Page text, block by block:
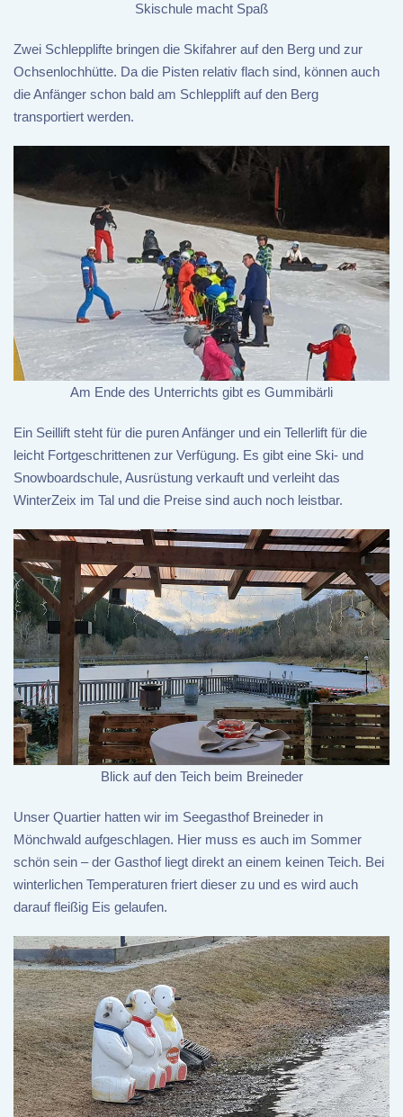
Skischule macht Spaß
Zwei Schlepplifte bringen die Skifahrer auf den Berg und zur
Ochsenlochhütte. Da die Pisten relativ flach sind, können auch
die Anfänger schon bald am Schlepplift auf den Berg
transportiert werden.
Am Ende des Unterrichts gibt es Gummibärli
Ein Seillift steht für die puren Anfänger und ein Tellerlift für die
leicht Fortgeschrittenen zur Verfügung. Es gibt eine Ski- und
Snowboardschule, Ausrüstung verkauft und verleiht das
WinterZeix im Tal und die Preise sind auch noch leistbar.
Blick auf den Teich beim Breineder
Unser Quartier hatten wir im Seegasthof Breineder in
Mönchwald aufgeschlagen. Hier muss es auch im Sommer
schön sein – der Gasthof liegt direkt an einem keinen Teich. Bei
winterlichen Temperaturen friert dieser zu und es wird auch
darauf fleißig Eis gelaufen.